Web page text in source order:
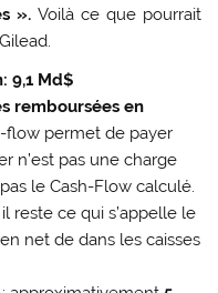
». Voilà ce que pourrait
9,1 Md$
remboursées en
flow permet de payer
n’est pas une charge
le Cash-Flow calculé.
reste ce qui s’appelle le
net de dans les caisses